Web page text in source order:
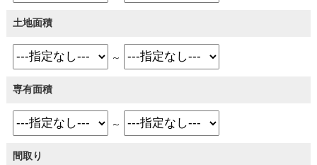
土地面積
～
専有面積
～
間取り